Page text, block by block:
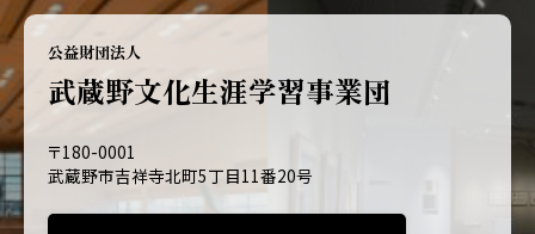
公益財団法人
武蔵野文化生涯学習事業団
〒180-0001
武蔵野市吉祥寺北町5丁目11番20号